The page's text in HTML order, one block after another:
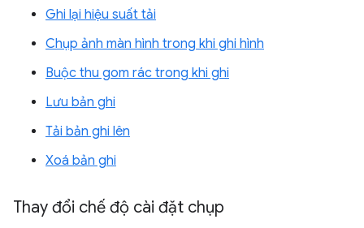
Ghi lại hiệu suất tải
Chụp ảnh màn hình trong khi ghi hình
Buộc thu gom rác trong khi ghi
Lưu bản ghi
Tải bản ghi lên
Xoá bản ghi
Thay đổi chế độ cài đặt chụp